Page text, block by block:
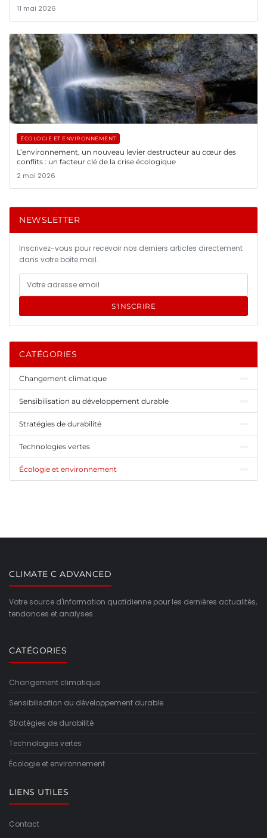
11 mai 2026
ÉCOLOGIE ET ENVIRONNEMENT
L’environnement, un nouveau levier destructeur au cœur des
conflits : un facteur clé de la crise écologique
2 mai 2026
NEWSLETTER
Inscrivez-vous pour recevoir nos derniers articles directement
dans votre boîte mail.
S'INSCRIRE
CATÉGORIES
Changement climatique
Sensibilisation au développement durable
Stratégies de durabilité
Technologies vertes
Écologie et environnement
CLIMATE C ADVANCED
Votre source d'information quotidienne pour les dernières actualités,
tendances et analyses.
CATÉGORIES
Changement climatique
Sensibilisation au développement durable
Stratégies de durabilité
Technologies vertes
Écologie et environnement
LIENS UTILES
Contact